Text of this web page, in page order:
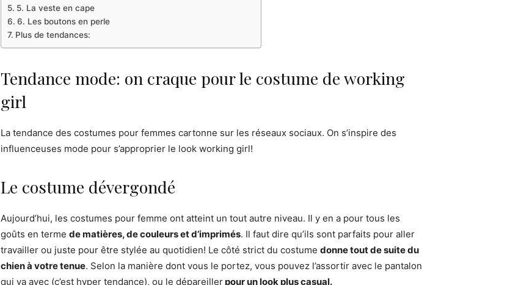
5. La veste en cape
6. Les boutons en perle
Plus de tendances:
Tendance mode: on craque pour le costume de working
girl
La tendance des costumes pour femmes cartonne sur les réseaux sociaux. On s’inspire des
influenceuses mode pour s’approprier le look working girl!
Le costume dévergondé
Aujourd’hui, les costumes pour femme ont atteint un tout autre niveau. Il y en a pour tous les
goûts en terme de matières, de couleurs et d’imprimés. Il faut dire qu’ils sont parfaits pour aller
travailler ou juste pour être stylée au quotidien! Le côté strict du costume donne tout de suite du
chien à votre tenue. Selon la manière dont vous le portez, vous pouvez l’assortir avec le pantalon
qui va avec (c’est hyper tendance), ou le dépareillerpour un look plus casual.